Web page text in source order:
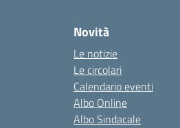
Novità
Le notizie
Le circolari
Calendario eventi
Albo Online
Albo Sindacale